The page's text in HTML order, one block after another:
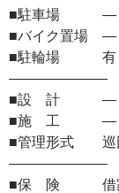
■駐車場 ―
■バイク置場 ―
■駐輪場 有
―――――――
■設 計 ―
■施 工 ―
■管理形式 巡
―――――――
■保 険 借家人